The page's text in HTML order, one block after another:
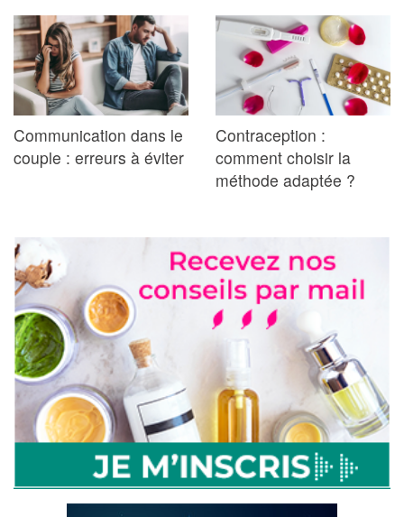
Communication dans le
couple : erreurs à éviter
Contraception :
comment choisir la
méthode adaptée ?